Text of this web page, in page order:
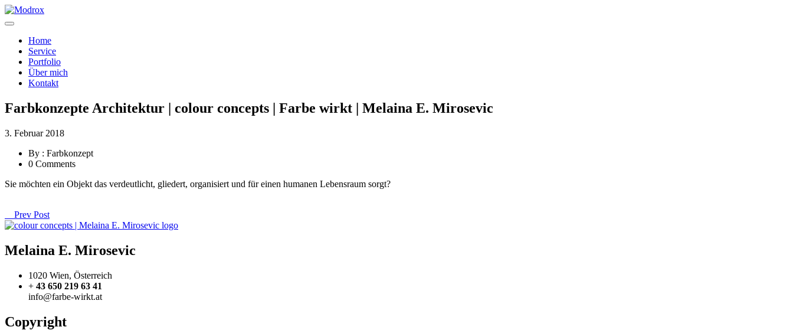
Home
Service
Portfolio
Über mich
Kontakt
Farbkonzepte Architektur | colour concepts | Farbe wirkt | Melaina E. Mirosevic
3. Februar 2018
By : Farbkonzept
0 Comments
Sie möchten ein Objekt das verdeutlicht, gliedert, organisiert und für einen humanen Lebensraum sorgt?
Prev Post
Melaina E. Mirosevic
1020 Wien, Österreich
+ 43 650 219 63 41
info@farbe-wirkt.at
Copyright